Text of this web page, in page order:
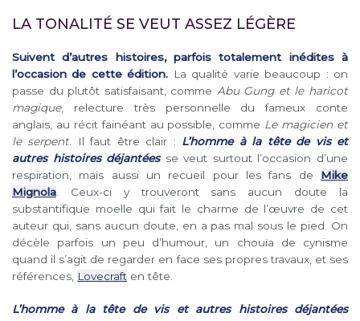
LA TONALITÉ SE VEUT ASSEZ LÉGÈRE
Suivent d’autres histoires, parfois totalement inédites à
l’occasion de cette édition. La qualité varie beaucoup : on
passe du plutôt satisfaisant, comme Abu Gung et le haricot
magique, relecture très personnelle du fameux conte
anglais, au récit fainéant au possible, comme Le magicien et
le serpent. Il faut être clair : L’homme à la tête de vis et
autres histoires déjantéesse veut surtout l’occasion d’une
respiration, mais aussi un recueil pour les fans de Mike
Mignola. Ceux-ci y trouveront sans aucun doute la
substantifique moelle qui fait le charme de l’œuvre de cet
auteur qui, sans aucun doute, en a pas mal sous le pied. On
décèle parfois un peu d’humour, un chouïa de cynisme
quand il s’agit de regarder en face ses propres travaux, et ses
références, Lovecraft en tête.
L’homme à la tête de vis et autres histoires déjantées